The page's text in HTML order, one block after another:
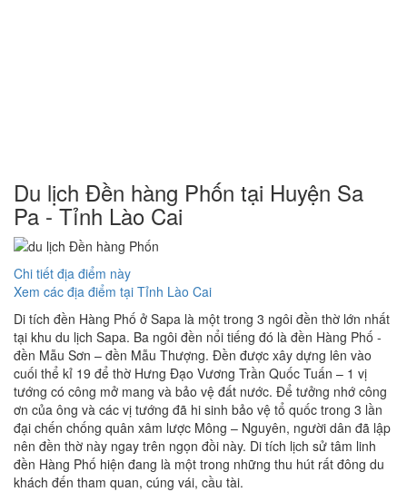
Du lịch Đền hàng Phốn tại Huyện Sa
Pa - Tỉnh Lào Cai
Chi tiết địa điểm này
Xem các địa điểm tại Tỉnh Lào Cai
Di tích đền Hàng Phố ở Sapa là một trong 3 ngôi đền thờ lớn nhất
tại khu du lịch Sapa. Ba ngôi đền nổi tiếng đó là đền Hàng Phố -
đền Mẫu Sơn – đền Mẫu Thượng. Đền được xây dựng lên vào
cuối thể kỉ 19 để thờ Hưng Đạo Vương Trần Quốc Tuấn – 1 vị
tướng có công mở mang và bảo vệ đất nước. Để tưởng nhớ công
ơn của ông và các vị tướng đã hi sinh bảo vệ tổ quốc trong 3 lần
đại chến chống quân xâm lược Mông – Nguyên, người dân đã lập
nên đền thờ này ngay trên ngọn đồi này. Di tích lịch sử tâm linh
đền Hàng Phố hiện đang là một trong những thu hút rất đông du
khách đến tham quan, cúng vái, cầu tài.